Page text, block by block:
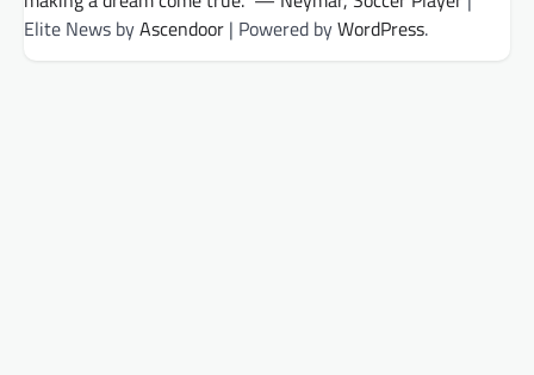
Elite News byAscendoor | Powered byWordPress.